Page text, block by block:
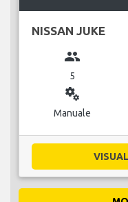
NISSAN JUKE
group
5
miscellaneous_services
Manuale